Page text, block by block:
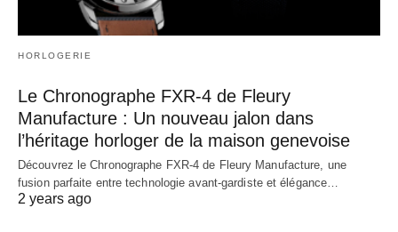
HORLOGERIE
Le Chronographe FXR-4 de Fleury
Manufacture : Un nouveau jalon dans
l’héritage horloger de la maison genevoise
Découvrez le Chronographe FXR-4 de Fleury Manufacture, une
fusion parfaite entre technologie avant-gardiste et élégance…
2 years ago